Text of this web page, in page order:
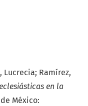
Lucrecia; Ramírez,
en la
México: